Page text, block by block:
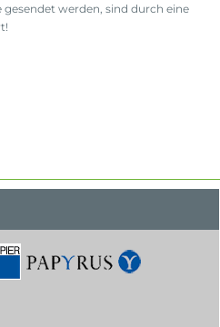
gesendet werden, sind durch eine